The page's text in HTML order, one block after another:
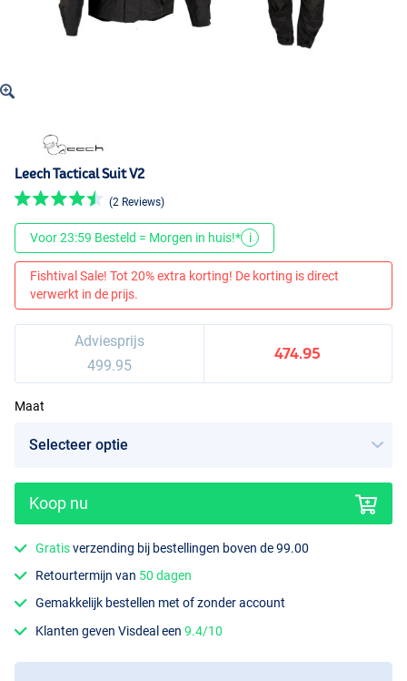
Leech Tactical Suit V2
(2 Reviews)
Voor 23:59 Besteld = Morgen in huis!* i
Fishtival Sale! Tot 20% extra korting! De korting is direct
verwerkt in de prijs.
Adviesprijs
499.95
474.95
Maat
Koop nu
Gratisverzending bij bestellingen boven de 99.00
Retourtermijn van 50 dagen
Gemakkelijk bestellen met of zonder account
Klanten geven Visdeal een9.4/10